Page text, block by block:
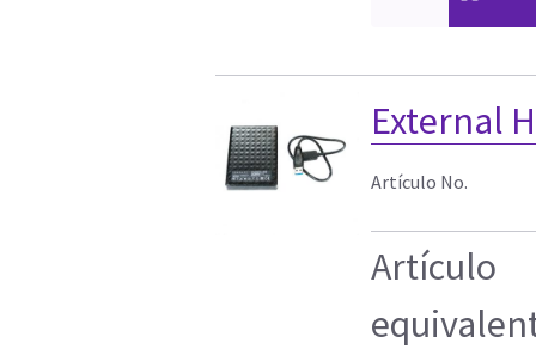
External
Artículo No.
Artículo